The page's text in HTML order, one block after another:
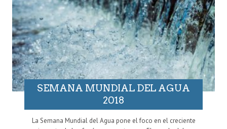
SEMANA MUNDIAL DEL AGUA
2018
La Semana Mundial del Agua pone el foco en el creciente